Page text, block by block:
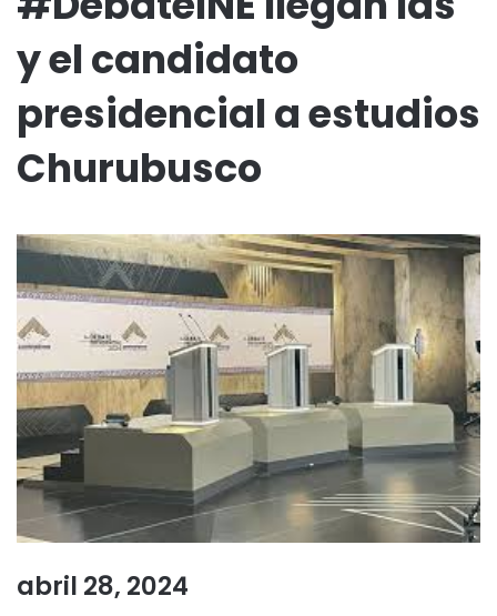
y el candidato
presidencial a estudios
Churubusco
abril 28, 2024